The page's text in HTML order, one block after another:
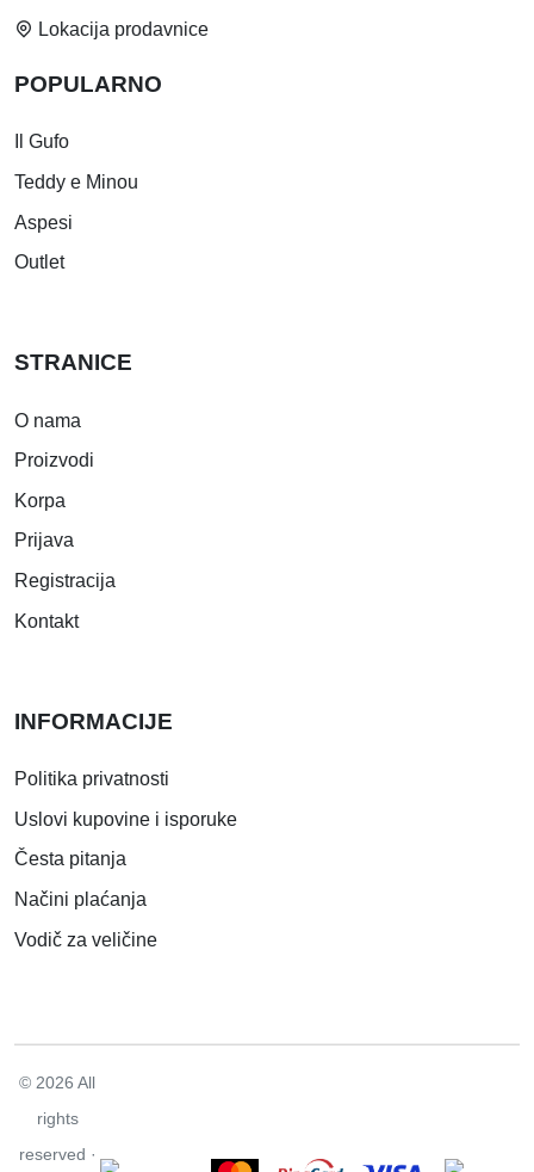
Lokacija prodavnice
POPULARNO
Il Gufo
Teddy e Minou
Aspesi
Outlet
STRANICE
O nama
Proizvodi
Korpa
Prijava
Registracija
Kontakt
INFORMACIJE
Politika privatnosti
Uslovi kupovine i isporuke
Česta pitanja
Načini plaćanja
Vodič za veličine
© 2026 All
rights
reserved ·